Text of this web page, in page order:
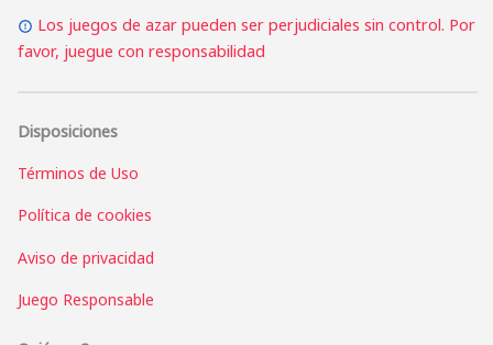
Los juegos de azar pueden ser perjudiciales sin control. Por
favor, juegue con responsabilidad
Disposiciones
Términos de Uso
Política de cookies
Aviso de privacidad
Juego Responsable